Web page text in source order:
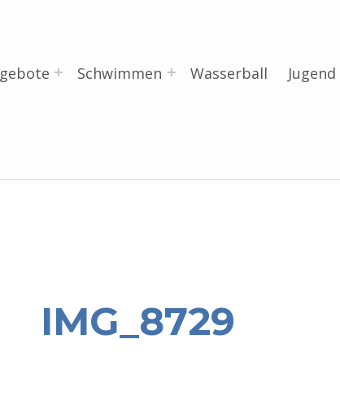
Schwimmen Wasserball Jugend
IMG_8729